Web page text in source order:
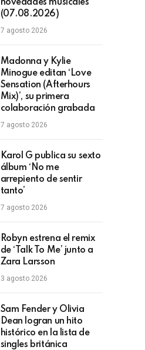
novedades musicales
(07.08.2026)
7 agosto 2026
Madonna y Kylie
Minogue editan ‘Love
Sensation (Afterhours
Mix)’, su primera
colaboración grabada
7 agosto 2026
Karol G publica su sexto
álbum ‘No me
arrepiento de sentir
tanto’
7 agosto 2026
Robyn estrena el remix
de ‘Talk To Me’ junto a
Zara Larsson
3 agosto 2026
Sam Fender y Olivia
Dean logran un hito
histórico en la lista de
singles británica